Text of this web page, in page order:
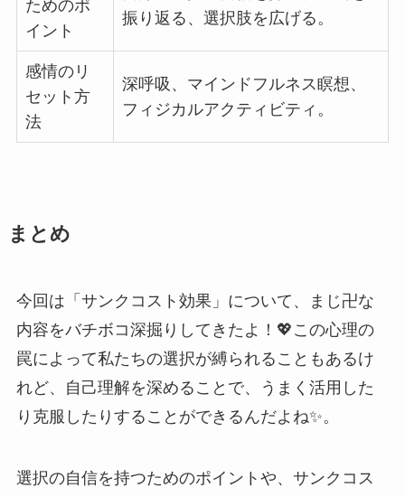
ためのポ
イント
振り返る、選択肢を広げる。
感情のリ
セット方
法
深呼吸、マインドフルネス瞑想、
フィジカルアクティビティ。
まとめ
今回は「サンクコスト効果」について、まじ卍な
内容をバチボコ深掘りしてきたよ！💖この心理の
罠によって私たちの選択が縛られることもあるけ
れど、自己理解を深めることで、うまく活用した
り克服したりすることができるんだよね✨。
選択の自信を持つためのポイントや、サンクコス